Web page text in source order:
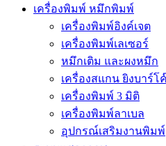
เครื่องพิมพ์ หมึกพิมพ์
เครื่องพิมพ์อิงค์เจต
เครื่องพิมพ์เลเซอร์
หมึกเติม และผงหมึก
เครื่องสแกน ยิงบาร์โ
เครื่องพิมพ์ 3 มิติ
เครื่องพิมพ์ลาเบล
อุปกรณ์เสริมงานพิมพ์